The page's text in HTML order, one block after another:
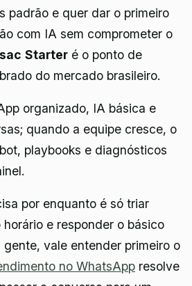
padrão e quer dar o primeiro
com IA sem comprometer o
Starter é o ponto de
do mercado brasileiro.
organizado, IA básica e
quando a equipe cresce, o
playbooks e diagnósticos
por enquanto é só triar
e responder o básico
vale entender primeiro o
no WhatsApp resolve